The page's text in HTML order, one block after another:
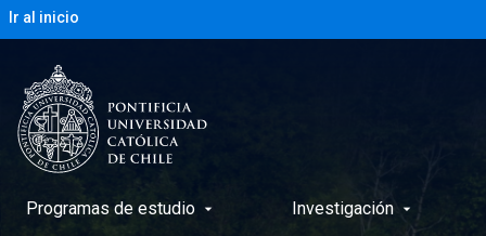
Ir al inicio
Programas de estudio arrow_drop_down Investigación arrow_drop_down